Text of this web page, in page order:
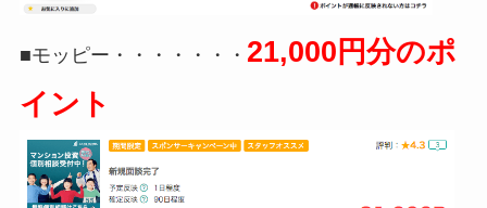
■モッピー・・・・・・・ 21,000円分のポ
イント